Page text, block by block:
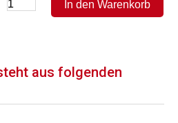
aus folgenden